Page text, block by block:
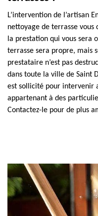
L’intervention de l’artisan
nettoyage de terrasse
la prestation qui vous sera
terrasse sera propre, mais
prestataire n’est pas
dans toute la ville de Saint
est sollicité pour intervenir
appartenant à des
Contactez-le pour de plus